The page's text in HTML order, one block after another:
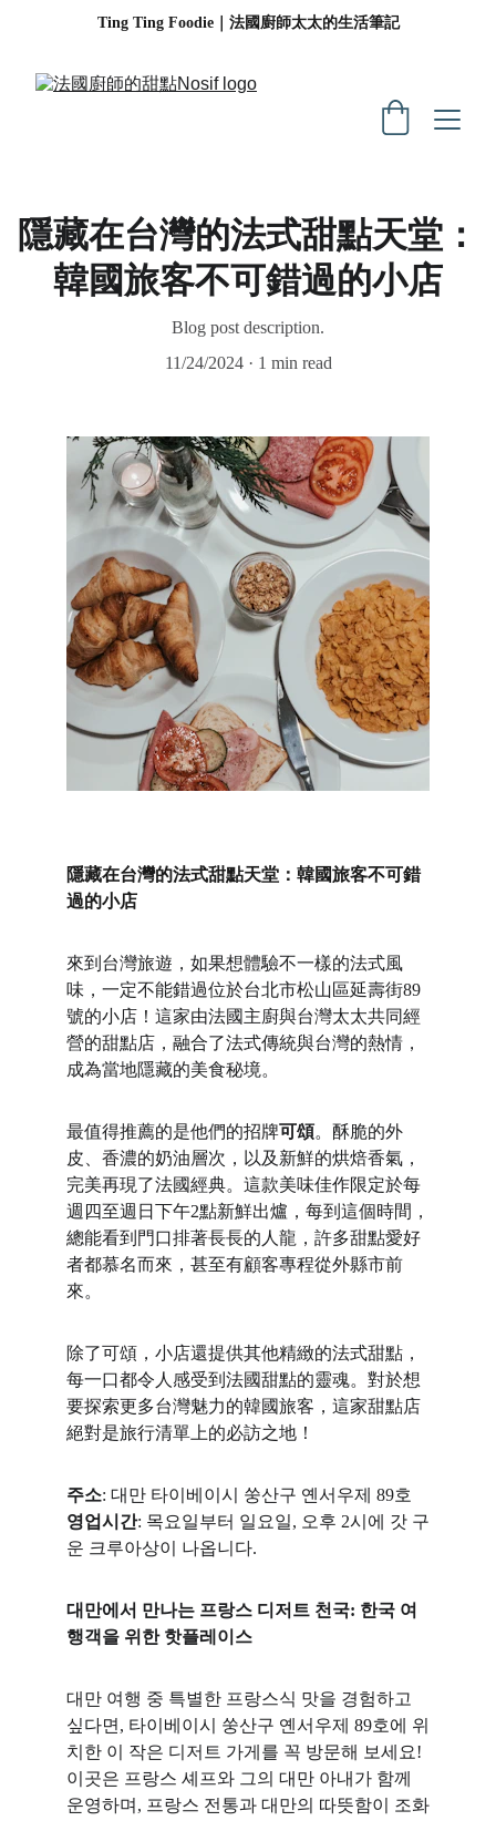
Ting Ting Foodie｜法國廚師太太的生活筆記
隱藏在台灣的法式甜點天堂：
韓國旅客不可錯過的小店
Blog post description.
11/24/2024
1 min read
隱藏在台灣的法式甜點天堂：韓國旅客不可錯
過的小店
來到台灣旅遊，如果想體驗不一樣的法式風
味，一定不能錯過位於台北市松山區延壽街89
號的小店！這家由法國主廚與台灣太太共同經
營的甜點店，融合了法式傳統與台灣的熱情，
成為當地隱藏的美食秘境。
最值得推薦的是他們的招牌可頌。酥脆的外
皮、香濃的奶油層次，以及新鮮的烘焙香氣，
完美再現了法國經典。這款美味佳作限定於每
週四至週日下午2點新鮮出爐，每到這個時間，
總能看到門口排著長長的人龍，許多甜點愛好
者都慕名而來，甚至有顧客專程從外縣市前
來。
除了可頌，小店還提供其他精緻的法式甜點，
每一口都令人感受到法國甜點的靈魂。對於想
要探索更多台灣魅力的韓國旅客，這家甜點店
絕對是旅行清單上的必訪之地！
주소: 대만 타이베이시 쑹산구 옌서우제 89호
영업시간: 목요일부터 일요일, 오후 2시에 갓 구
운 크루아상이 나옵니다.
대만에서 만나는 프랑스 디저트 천국: 한국 여
행객을 위한 핫플레이스
대만 여행 중 특별한 프랑스식 맛을 경험하고
싶다면, 타이베이시 쑹산구 옌서우제 89호에 위
치한 이 작은 디저트 가게를 꼭 방문해 보세요!
이곳은 프랑스 셰프와 그의 대만 아내가 함께
운영하며, 프랑스 전통과 대만의 따뜻함이 조화